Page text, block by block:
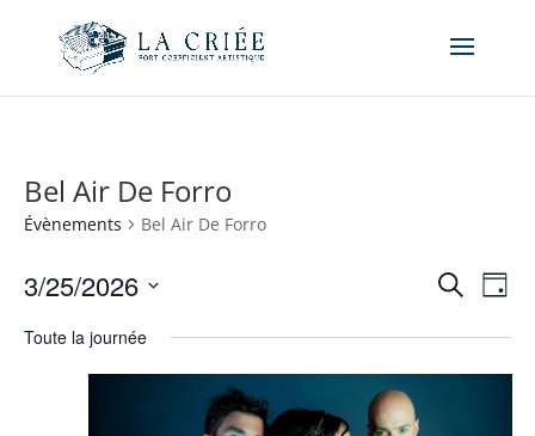
Bel Air De Forro
Évènements Bel Air De Forro
de
Recherche
de
Jour
3/25/2026
une
Toute la journée